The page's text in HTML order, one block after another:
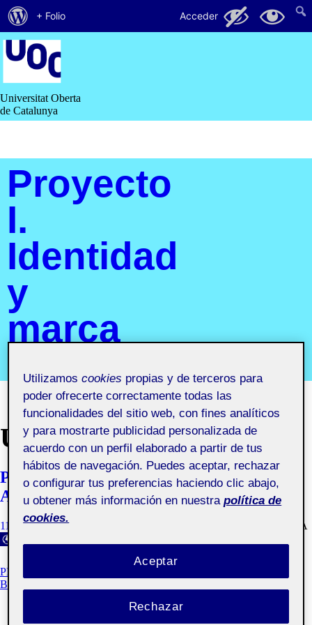
Saltar
contenido
Universitat Oberta
de Catalunya
Proyecto
I.
Identidad
y
marca
UNCATEGORIZED
Pec 3.2. DESARROLLO DE MANUAL Y
APLICACIONES BASICAS
11 MAYO, 2020 VISIBILIDAD: PÚBLICA
PEC 3.2. DESARROLLO DEL MANUAL Y APLICACIONES
BÁSICAS
Acerca
de
WordPress
+ Folio Acceder 54 13
Utilizamoscookies propias y de terceros para
poder ofrecerte correctamente todas las
funcionalidades del sitio web, con fines analíticos
y para mostrarte publicidad personalizada de
acuerdo con un perfil elaborado a partir de tus
hábitos de navegación. Puedes aceptar, rechazar
o configurar tus preferencias haciendo clic abajo,
u obtener más información en nuestra política de
cookies.
Rechazar
Aceptar